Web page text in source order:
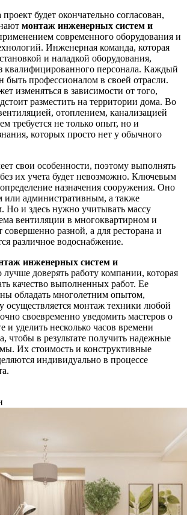
проект будет окончательно согласован,
монтаж инженерных систем и
современного оборудования и
Инженерная команда, которая
и наладкой оборудования,
квалифицированного персонала. Каждый
быть профессионалом в своей отрасли.
изменяться в зависимости от того,
разместить на территории дома. Во
отоплением, канализацией
требуется не только опыт, но и
которых просто нет у обычного
свои особенности, поэтому выполнять
их учета будет невозможно. Ключевым
назначения сооружения. Оно
административным, а также
Но и здесь нужно учитывать массу
вентиляции в многоквартирном и
совершенно разной, а для ресторана и
различное водоснабжение.
инженерных систем и
лучше доверять работу компании, которая
качество выполненных работ. Ее
обладать многолетним опытом,
осуществляется монтаж техники любой
своевременно уведомить мастеров о
и уделить несколько часов времени
чтобы в результате получить надежные
Их стоимость и конструктивные
индивидуально в процессе